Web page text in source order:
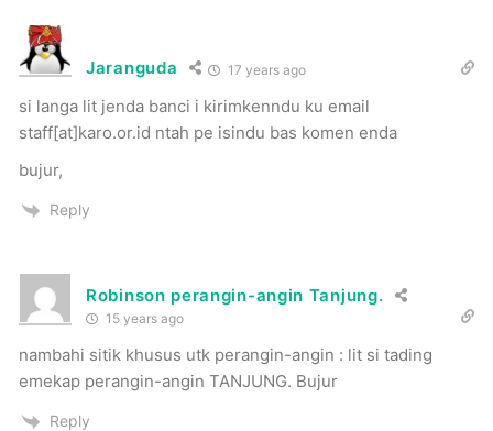
Jaranguda 17 years ago
si langa lit jenda banci i kirimkenndu ku email
staff[at]karo.or.id ntah pe isindu bas komen enda
bujur,
Reply
Robinson perangin-angin Tanjung.
15 years ago
nambahi sitik khusus utk perangin-angin : lit si tading
emekap perangin-angin TANJUNG. Bujur
Reply